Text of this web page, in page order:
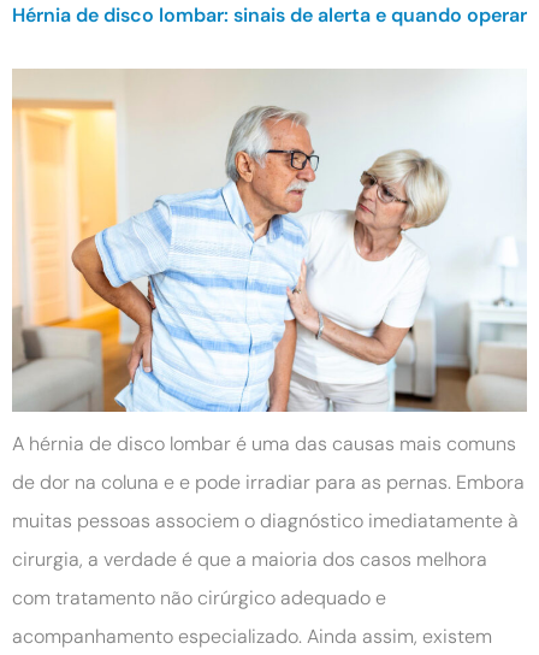
Hérnia de disco lombar: sinais de alerta e quando operar
A hérnia de disco lombar é uma das causas mais comuns
de dor na coluna e e pode irradiar para as pernas. Embora
muitas pessoas associem o diagnóstico imediatamente à
cirurgia, a verdade é que a maioria dos casos melhora
com tratamento não cirúrgico adequado e
acompanhamento especializado. Ainda assim, existem